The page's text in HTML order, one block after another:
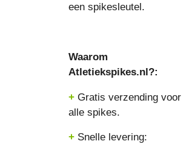
een spikesleutel.
Waarom
Atletiekspikes.nl?:
+ Gratis verzending voor
alle spikes.
+ Snelle levering: